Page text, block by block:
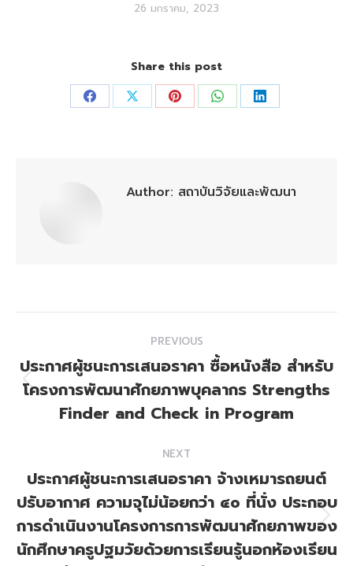
26 มกราคม, 2023
Share this post
Share Share Share Share Share
Author: สถาบันวิจัยและพัฒนา
navigation
PREVIOUS
Previous
post:
ประกาศผู้ชนะการเสนอราคา ซื้อหนังสือ สำหรับ
โครงการพัฒนาศักยภาพบุคลากร Strengths
Finder and Check in Program
NEXT
Next
post:
ประกาศผู้ชนะการเสนอราคา จ้างเหมารถยนต์
ปรับอากาศ ความจุไม่น้อยกว่า ๔๐ ที่นั่ง ประกอบ
การดำเนินงานโครงการการพัฒนาศักยภาพของ
นักศึกษาครูปฐมวัยด้วยการเรียนรู้นอกห้องเรียน